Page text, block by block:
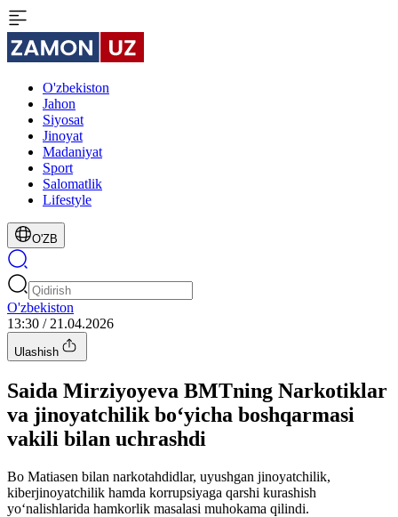
O'zbekiston
Jahon
Siyosat
Jinoyat
Madaniyat
Sport
Salomatlik
Lifestyle
O'ZB
O'zbekiston
13:30 / 21.04.2026
Ulashish
Saida Mirziyoyeva BMTning Narkotiklar
va jinoyatchilik bo‘yicha boshqarmasi
vakili bilan uchrashdi
Bo Matiasen bilan narkotahdidlar, uyushgan jinoyatchilik,
kiberjinoyatchilik hamda korrupsiyaga qarshi kurashish
yo‘nalishlarida hamkorlik masalasi muhokama qilindi.